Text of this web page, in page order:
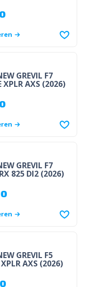
GREVIL F7
XPLR AXS (2026)
GREVIL F7
825 DI2 (2026)
GREVIL F5
AXS (2026)